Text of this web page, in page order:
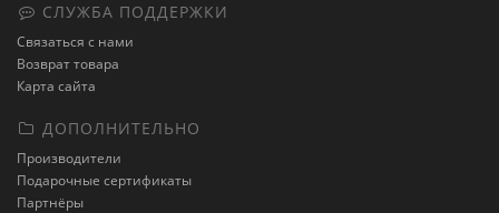
СЛУЖБА ПОДДЕРЖКИ
Связаться с нами
Возврат товара
Карта сайта
ДОПОЛНИТЕЛЬНО
Производители
Подарочные сертификаты
Партнёры